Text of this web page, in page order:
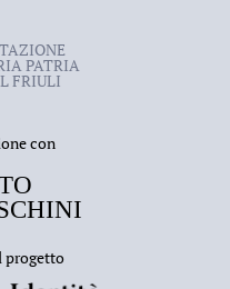
PATRIA
FRIULI
con
progetto